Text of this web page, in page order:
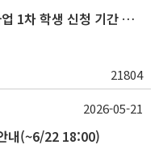
2026학년도 2학기 국가근로장학사업 1차 학생 신청 기간 안내
21804
내(~6/22 18:00)
2026-05-21